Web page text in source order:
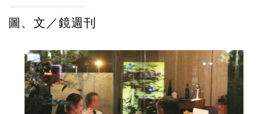
圖、文／鏡週刊